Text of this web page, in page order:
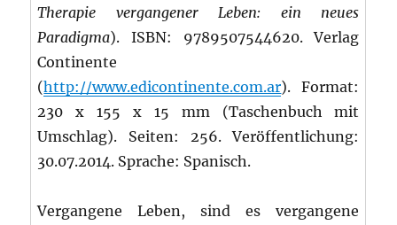
Therapie vergangener Leben: ein neues
Paradigma). ISBN: 9789507544620. Verlag
Continente
(http://www.edicontinente.com.ar). Format:
230 x 155 x 15 mm (Taschenbuch mit
Umschlag). Seiten: 256. Veröffentlichung:
30.07.2014. Sprache: Spanisch.
Vergangene Leben, sind es vergangene